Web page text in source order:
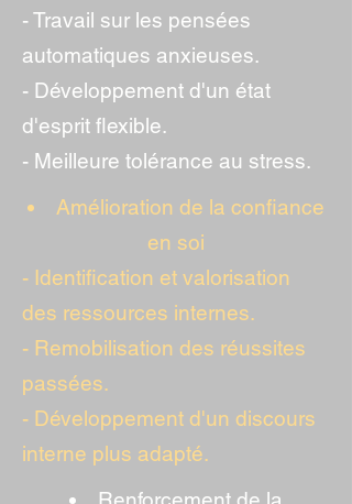
- Travail sur les pensées
automatiques anxieuses.
- Développement d'un état
d'esprit flexible.
- Meilleure tolérance au stress.
Amélioration de la confiance
en soi
- Identification et valorisation
des ressources internes.
- Remobilisation des réussites
passées.
- Développement d'un discours
interne plus adapté.